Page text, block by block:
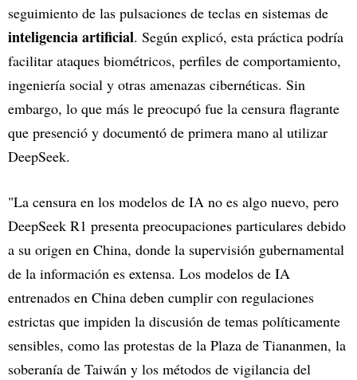
seguimiento de las pulsaciones de teclas en sistemas de
inteligencia artificial. Según explicó, esta práctica podría
facilitar ataques biométricos, perfiles de comportamiento,
ingeniería social y otras amenazas cibernéticas. Sin
embargo, lo que más le preocupó fue la censura flagrante
que presenció y documentó de primera mano al utilizar
DeepSeek.
"La censura en los modelos de IA no es algo nuevo, pero
DeepSeek R1 presenta preocupaciones particulares debido
a su origen en China, donde la supervisión gubernamental
de la información es extensa. Los modelos de IA
entrenados en China deben cumplir con regulaciones
estrictas que impiden la discusión de temas políticamente
sensibles, como las protestas de la Plaza de Tiananmen, la
soberanía de Taiwán y los métodos de vigilancia del